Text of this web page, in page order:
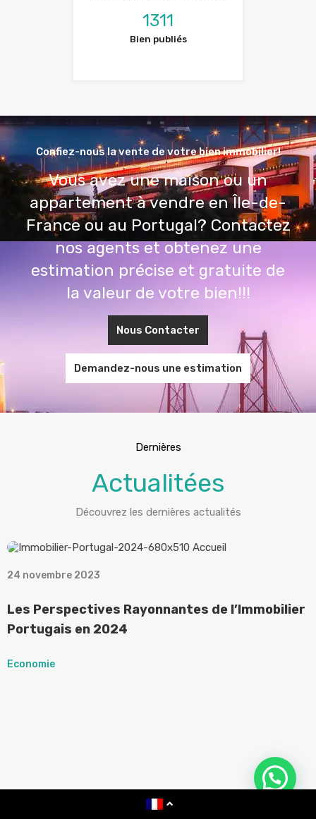
1311
Bien publiés
Confiez-nous la vente de votre bien immobilier!
Vous avez une maison ou un
appartement à vendre en Île-de-
France ou au Portugal? Contactez
nos agents et obtenez une
estimation précise et gratuite de
la valeur de votre bien!!!
Nous Contacter
Demandez-nous une estimation
Dernières
Actualitées
Découvrez les dernières actualités
24 novembre 2023
Les Perspectives Rayonnantes de l’Immobilier
Portugais en 2024
Economie